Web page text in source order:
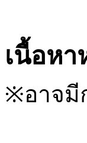
เนื้อห
※อาจมี